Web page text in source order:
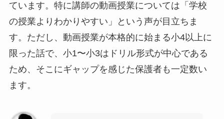
ています。特に講師の動画授業については「学校
の授業よりわかりやすい」という声が目立ちま
す。ただし、動画授業が本格的に始まる小4以上に
限った話で、小1〜小3はドリル形式が中心である
ため、そこにギャップを感じた保護者も一定数い
ます。